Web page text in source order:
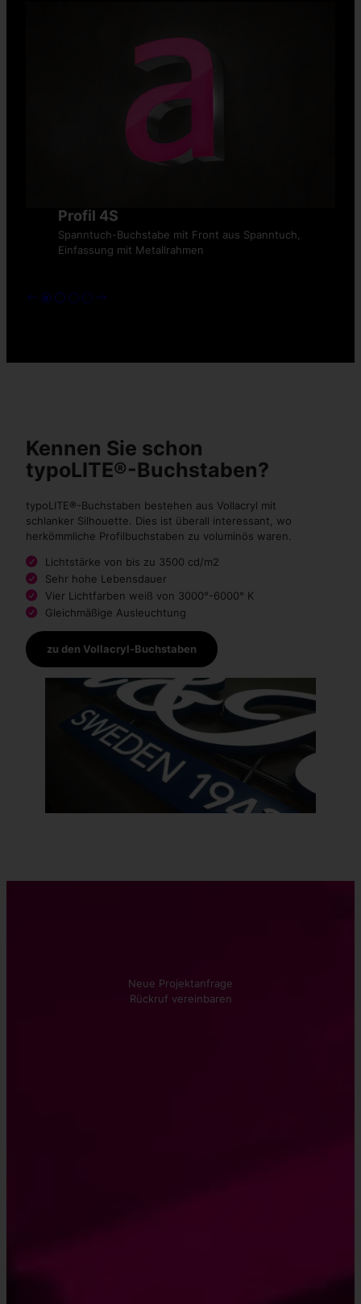
Profil 4S
Spanntuch-Buchstabe mit Front aus Spanntuch,
Einfassung mit Metallrahmen
Kennen Sie schon
typoLITE®-Buchstaben?
typoLITE®-Buchstaben bestehen aus Vollacryl mit
schlanker Silhouette. Dies ist überall interessant, wo
herkömmliche Profilbuchstaben zu voluminös waren.
Lichtstärke von bis zu 3500 cd/m2
Sehr hohe Lebensdauer
Vier Lichtfarben weiß von 3000°-6000° K
Gleichmäßige Ausleuchtung
zu den Vollacryl-Buchstaben
Neue Projektanfrage
Rückruf vereinbaren